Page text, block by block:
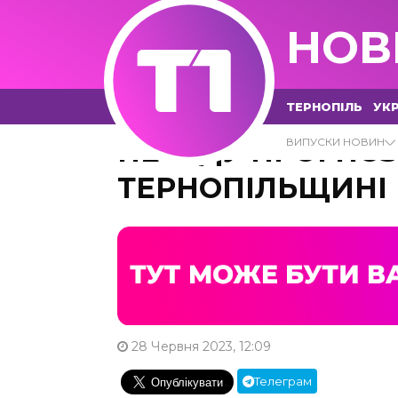
ТЕРНОПІЛЬ
ВИПУСКИ НОВИН
НЕГОДУ
ТЕРНОПІЛЬЩИНІ
28 Червня 2023, 12:09
Телеграм